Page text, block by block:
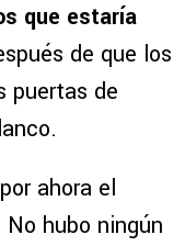
que estaría
de que los
puertas de
ahora el
hubo ningún